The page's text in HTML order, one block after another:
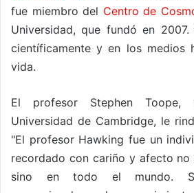
fue miembro del Centro de
Universidad, que fundó en
científicamente y en los medios
vida.
El profesor Stephen Toope,
Universidad de Cambridge, le
"El profesor Hawking fue un
recordado con cariño y afecto no
sino en todo el mundo.